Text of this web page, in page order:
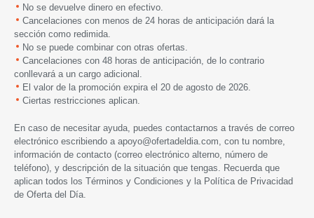
No se devuelve dinero en efectivo.
Cancelaciones con menos de 24 horas de anticipación dará la
sección como redimida.
No se puede combinar con otras ofertas.
Cancelaciones con 48 horas de anticipación, de lo contrario
conllevará a un cargo adicional.
El valor de la promoción expira el 20 de agosto de 2026.
Ciertas restricciones aplican.
En caso de necesitar ayuda, puedes contactarnos a través de correo
electrónico escribiendo a apoyo@ofertadeldia.com , con tu nombre,
información de contacto (correo electrónico alterno, número de
teléfono), y descripción de la situación que tengas. Recuerda que
aplican todos los Términos y Condiciones y la Política de Privacidad
de Oferta del Día.